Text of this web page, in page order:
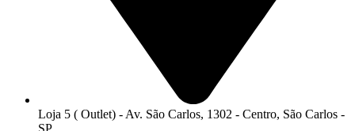
Loja 5 ( Outlet) - Av. São Carlos, 1302 - Centro, São Carlos -
SP